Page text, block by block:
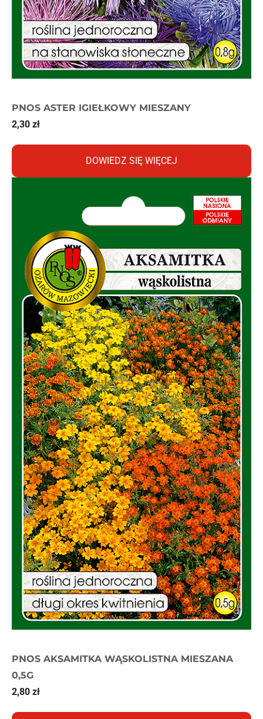
PNOS ASTER IGIEŁKOWY MIESZANY
2,30 zł
DOWIEDZ SIĘ WIĘCEJ
PNOS AKSAMITKA WĄSKOLISTNA MIESZANA
0,5G
2,80 zł